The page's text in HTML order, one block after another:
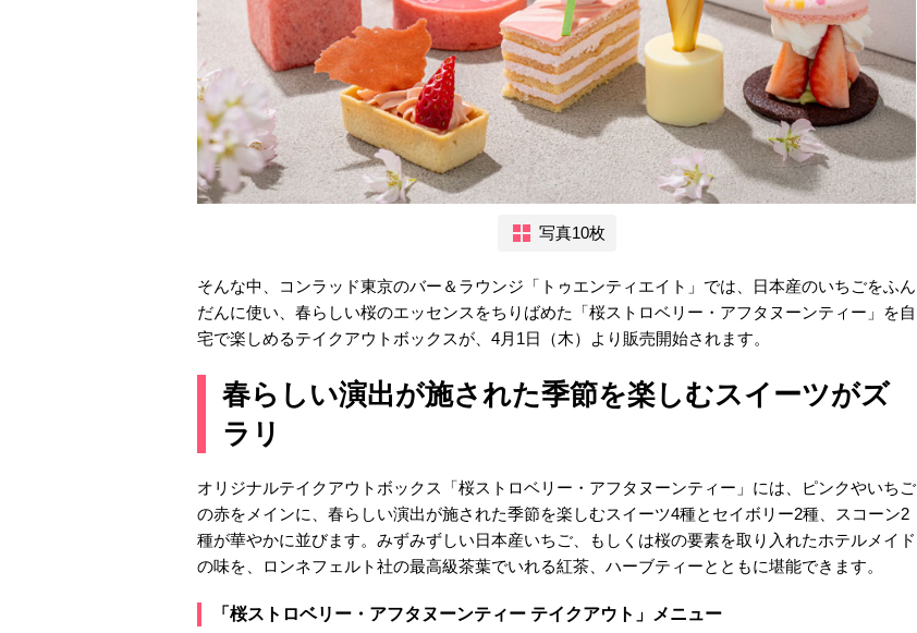
写真10枚
そんな中、コンラッド東京のバー＆ラウンジ「トゥエンティエイト」では、日本産のいちごをふん
だんに使い、春らしい桜のエッセンスをちりばめた「桜ストロベリー・アフタヌーンティー」を自
宅で楽しめるテイクアウトボックスが、4月1日（木）より販売開始されます。
春らしい演出が施された季節を楽しむスイーツがズ
ラリ
オリジナルテイクアウトボックス「桜ストロベリー・アフタヌーンティー」には、ピンクやいちご
の赤をメインに、春らしい演出が施された季節を楽しむスイーツ4種とセイボリー2種、スコーン2
種が華やかに並びます。みずみずしい日本産いちご、もしくは桜の要素を取り入れたホテルメイド
の味を、ロンネフェルト社の最高級茶葉でいれる紅茶、ハーブティーとともに堪能できます。
「桜ストロベリー・アフタヌーンティー テイクアウト」メニュー